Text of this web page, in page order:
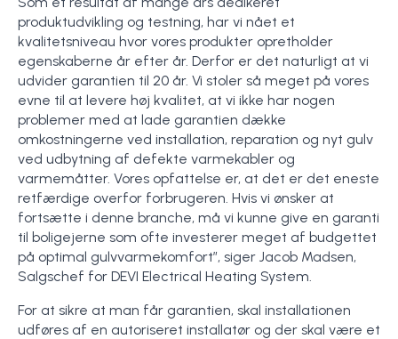
produktudvikling og testning, har vi nået et
kvalitetsniveau hvor vores produkter opretholder
egenskaberne år efter år. Derfor er det naturligt at vi
udvider garantien til 20 år. Vi stoler så meget på vores
evne til at levere høj kvalitet, at vi ikke har nogen
problemer med at lade garantien dække
omkostningerne ved installation, reparation og nyt gulv
ved udbytning af defekte varmekabler og
varmemåtter. Vores opfattelse er, at det er det eneste
retfærdige overfor forbrugeren. Hvis vi ønsker at
fortsætte i denne branche, må vi kunne give en garanti
til boligejerne som ofte investerer meget af budgettet
på optimal gulvvarmekomfort”, siger Jacob Madsen,
Salgschef for DEVI Electrical Heating System.
For at sikre at man får garantien, skal installationen
udføres af en autoriseret installatør og der skal være et